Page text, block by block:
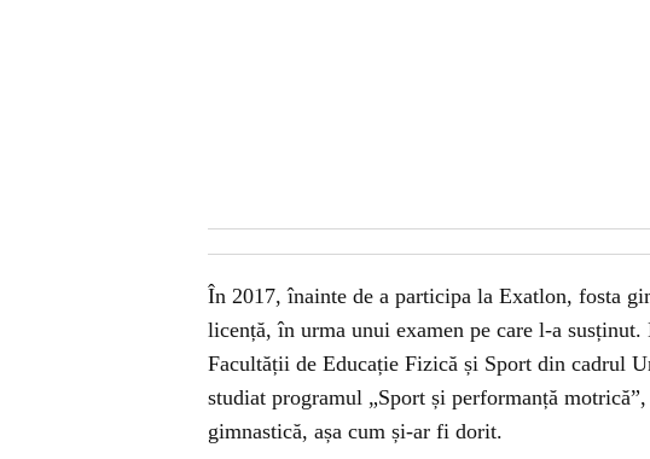
În 2017, înainte de a participa la Exatlon, fosta
licență, în urma unui examen pe care l-a
Facultății de Educație Fizică și Sport din cadrul
studiat programul „Sport și performanță
gimnastică, așa cum și-ar fi dorit.